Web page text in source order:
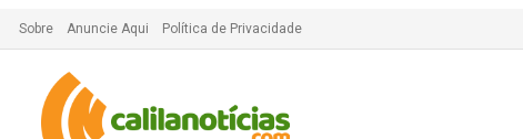
Sobre Anuncie Aqui Política de Privacidade